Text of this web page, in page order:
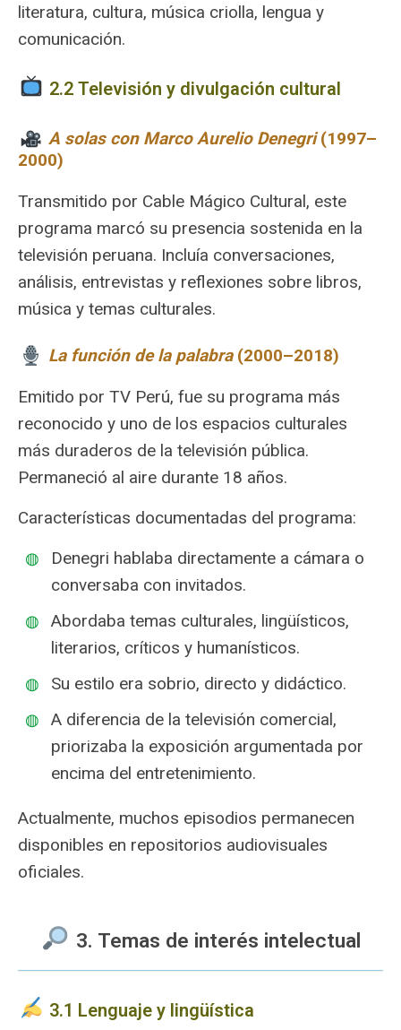
literatura, cultura, música criolla, lengua y
comunicación.
2.2 Televisión y divulgación cultural
A solas con Marco Aurelio Denegri(1997–
2000)
Transmitido por Cable Mágico Cultural, este
programa marcó su presencia sostenida en la
televisión peruana. Incluía conversaciones,
análisis, entrevistas y reflexiones sobre libros,
música y temas culturales.
La función de la palabra(2000–2018)
Emitido por TV Perú, fue su programa más
reconocido y uno de los espacios culturales
más duraderos de la televisión pública.
Permaneció al aire durante 18 años.
Características documentadas del programa:
Denegri hablaba directamente a cámara o
conversaba con invitados.
Abordaba temas culturales, lingüísticos,
literarios, críticos y humanísticos.
Su estilo era sobrio, directo y didáctico.
A diferencia de la televisión comercial,
priorizaba la exposición argumentada por
encima del entretenimiento.
Actualmente, muchos episodios permanecen
disponibles en repositorios audiovisuales
oficiales.
3. Temas de interés intelectual
️ 3.1 Lenguaje y lingüística